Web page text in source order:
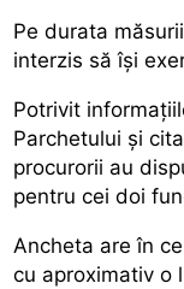
Pe durata
interzis să își
Potrivit
Parchetului și
procurorii au
pentru cei doi
Ancheta are în
cu aproximativ o